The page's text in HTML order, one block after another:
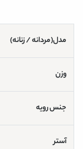
مدل(مردانه / زنانه)
وزن
جنس رویه
آستر